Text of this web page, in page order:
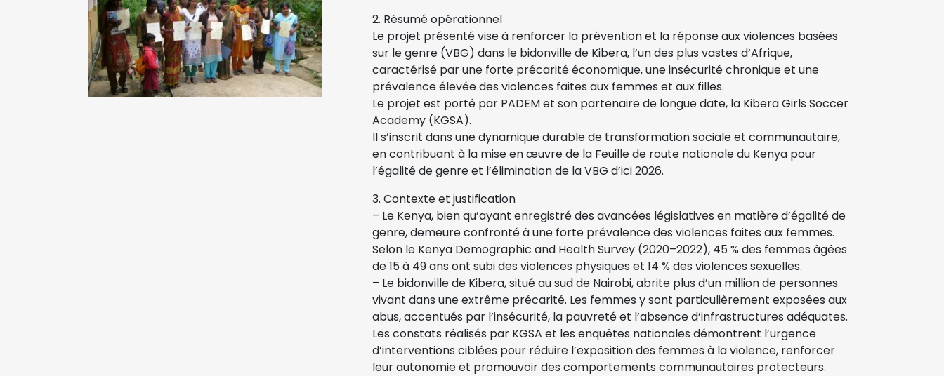
2. Résumé opérationnel
Le projet présenté vise à renforcer la prévention et la réponse aux violences basées
sur le genre (VBG) dans le bidonville de Kibera, l’un des plus vastes d’Afrique,
caractérisé par une forte précarité économique, une insécurité chronique et une
prévalence élevée des violences faites aux femmes et aux filles.
Le projet est porté par PADEM et son partenaire de longue date, la Kibera Girls Soccer
Academy (KGSA).
Il s’inscrit dans une dynamique durable de transformation sociale et communautaire,
en contribuant à la mise en œuvre de la Feuille de route nationale du Kenya pour
l’égalité de genre et l’élimination de la VBG d’ici 2026.
3. Contexte et justification
– Le Kenya, bien qu’ayant enregistré des avancées législatives en matière d’égalité de
genre, demeure confronté à une forte prévalence des violences faites aux femmes.
Selon le Kenya Demographic and Health Survey (2020–2022), 45 % des femmes âgées
de 15 à 49 ans ont subi des violences physiques et 14 % des violences sexuelles.
– Le bidonville de Kibera, situé au sud de Nairobi, abrite plus d’un million de personnes
vivant dans une extrême précarité. Les femmes y sont particulièrement exposées aux
abus, accentués par l’insécurité, la pauvreté et l’absence d’infrastructures adéquates.
Les constats réalisés par KGSA et les enquêtes nationales démontrent l’urgence
d’interventions ciblées pour réduire l’exposition des femmes à la violence, renforcer
leur autonomie et promouvoir des comportements communautaires protecteurs.